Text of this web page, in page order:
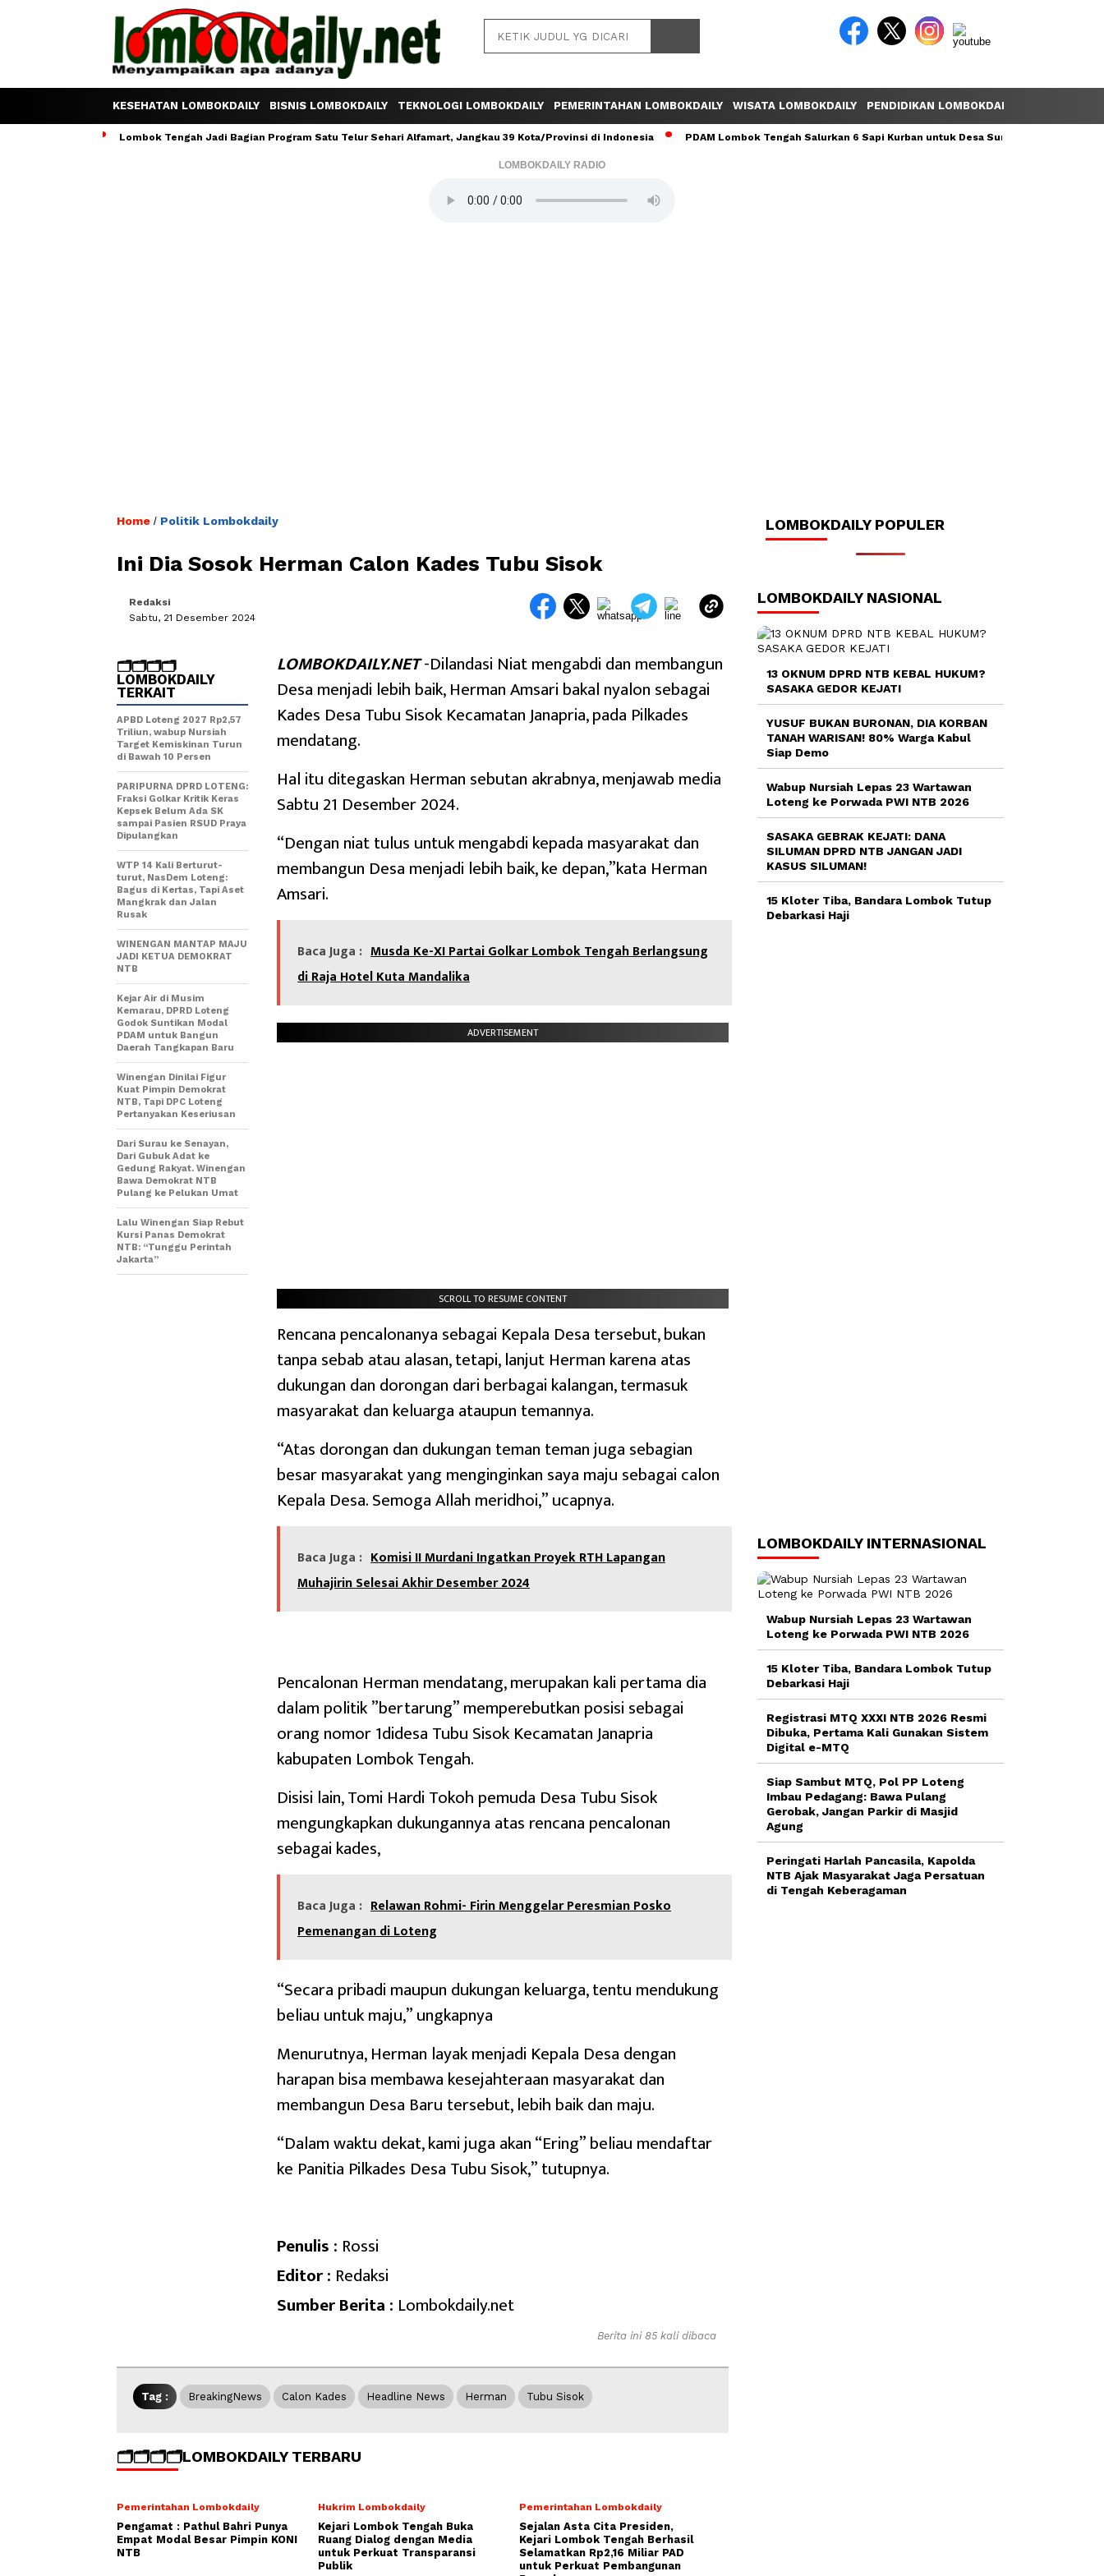
KESEHATAN LOMBOKDAILY BISNIS LOMBOKDAILY TEKNOLOGI LOMBOKDAILY PEMERINTAHAN LOMBOKDAILY WISATA LOMBOKDAILY PENDIDIKAN LOMBOKDAILY
Lombok Tengah Jadi Bagian Program Satu Telur Sehari Alfamart, Jangkau 39 Kota/Provinsi di Indonesia PDAM Lombok Tengah Salurkan 6 Sapi Kurban untuk Desa Sumber Mata Air
LOMBOKDAILY RADIO
Home / Politik Lombokdaily
Ini Dia Sosok Herman Calon Kades Tubu Sisok
Redaksi
Sabtu, 21 Desember 2024
LOMBOKDAILY.NET-Dilandasi Niat mengabdi dan membangun
Desa menjadi lebih baik, Herman Amsari bakal nyalon sebagai
Kades Desa Tubu Sisok Kecamatan Janapria, pada Pilkades
mendatang.
Hal itu ditegaskan Herman sebutan akrabnya, menjawab media
Sabtu 21 Desember 2024.
“Dengan niat tulus untuk mengabdi kepada masyarakat dan
membangun Desa menjadi lebih baik, ke depan,”kata Herman
Amsari.
Baca Juga : Musda Ke-XI Partai Golkar Lombok Tengah Berlangsung
di Raja Hotel Kuta Mandalika
ADVERTISEMENT
SCROLL TO RESUME CONTENT
Rencana pencalonanya sebagai Kepala Desa tersebut, bukan
tanpa sebab atau alasan, tetapi, lanjut Herman karena atas
dukungan dan dorongan dari berbagai kalangan, termasuk
masyarakat dan keluarga ataupun temannya.
“Atas dorongan dan dukungan teman teman juga sebagian
besar masyarakat yang menginginkan saya maju sebagai calon
Kepala Desa. Semoga Allah meridhoi,” ucapnya.
Baca Juga : Komisi II Murdani Ingatkan Proyek RTH Lapangan
Muhajirin Selesai Akhir Desember 2024
Pencalonan Herman mendatang, merupakan kali pertama dia
dalam politik ”bertarung” memperebutkan posisi sebagai
orang nomor 1didesa Tubu Sisok Kecamatan Janapria
kabupaten Lombok Tengah.
Disisi lain, Tomi Hardi Tokoh pemuda Desa Tubu Sisok
mengungkapkan dukungannya atas rencana pencalonan
sebagai kades,
Baca Juga : Relawan Rohmi- Firin Menggelar Peresmian Posko
Pemenangan di Loteng
“Secara pribadi maupun dukungan keluarga, tentu mendukung
beliau untuk maju,” ungkapnya
Menurutnya, Herman layak menjadi Kepala Desa dengan
harapan bisa membawa kesejahteraan masyarakat dan
membangun Desa Baru tersebut, lebih baik dan maju.
“Dalam waktu dekat, kami juga akan “Ering” beliau mendaftar
ke Panitia Pilkades Desa Tubu Sisok,” tutupnya.
Penulis : Rossi
Editor : Redaksi
Sumber Berita : Lombokdaily.net
🗂️🗂️🗂️🗂️
LOMBOKDAILY
TERKAIT
APBD Loteng 2027 Rp2,57
Triliun, wabup Nursiah
Target Kemiskinan Turun
di Bawah 10 Persen
PARIPURNA DPRD LOTENG:
Fraksi Golkar Kritik Keras
Kepsek Belum Ada SK
sampai Pasien RSUD Praya
Dipulangkan
WTP 14 Kali Berturut-
turut, NasDem Loteng:
Bagus di Kertas, Tapi Aset
Mangkrak dan Jalan
Rusak
WINENGAN MANTAP MAJU
JADI KETUA DEMOKRAT
NTB
Kejar Air di Musim
Kemarau, DPRD Loteng
Godok Suntikan Modal
PDAM untuk Bangun
Daerah Tangkapan Baru
Winengan Dinilai Figur
Kuat Pimpin Demokrat
NTB, Tapi DPC Loteng
Pertanyakan Keseriusan
Dari Surau ke Senayan,
Dari Gubuk Adat ke
Gedung Rakyat. Winengan
Bawa Demokrat NTB
Pulang ke Pelukan Umat
Lalu Winengan Siap Rebut
Kursi Panas Demokrat
NTB: “Tunggu Perintah
Jakarta”
Berita ini 85 kali dibaca
Tag : BreakingNews Calon Kades Headline News Herman Tubu Sisok
🗂️🗂️🗂️🗂️LOMBOKDAILY TERBARU
Pemerintahan Lombokdaily
Pengamat : Pathul Bahri Punya
Empat Modal Besar Pimpin KONI
NTB
Hukrim Lombokdaily
Kejari Lombok Tengah Buka
Ruang Dialog dengan Media
untuk Perkuat Transparansi
Publik
Pemerintahan Lombokdaily
Sejalan Asta Cita Presiden,
Kejari Lombok Tengah Berhasil
Selamatkan Rp2,16 Miliar PAD
untuk Perkuat Pembangunan
LOMBOKDAILY POPULER
LOMBOKDAILY NASIONAL
13 OKNUM DPRD NTB KEBAL HUKUM?
SASAKA GEDOR KEJATI
YUSUF BUKAN BURONAN, DIA KORBAN
TANAH WARISAN! 80% Warga Kabul
Siap Demo
Wabup Nursiah Lepas 23 Wartawan
Loteng ke Porwada PWI NTB 2026
SASAKA GEBRAK KEJATI: DANA
SILUMAN DPRD NTB JANGAN JADI
KASUS SILUMAN!
15 Kloter Tiba, Bandara Lombok Tutup
Debarkasi Haji
LOMBOKDAILY INTERNASIONAL
Wabup Nursiah Lepas 23 Wartawan
Loteng ke Porwada PWI NTB 2026
15 Kloter Tiba, Bandara Lombok Tutup
Debarkasi Haji
Registrasi MTQ XXXI NTB 2026 Resmi
Dibuka, Pertama Kali Gunakan Sistem
Digital e-MTQ
Siap Sambut MTQ, Pol PP Loteng
Imbau Pedagang: Bawa Pulang
Gerobak, Jangan Parkir di Masjid
Agung
Peringati Harlah Pancasila, Kapolda
NTB Ajak Masyarakat Jaga Persatuan
di Tengah Keberagaman